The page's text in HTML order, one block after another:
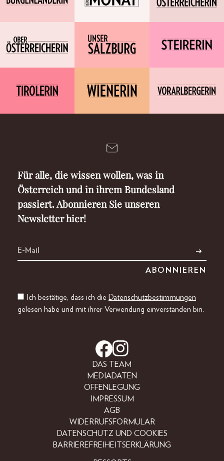
Für alle, die wissen wollen, was in
Österreich und in ihrem Bundesland
passiert. Abonnieren Sie unseren
Newsletter hier!
Ich bestätige, dass ich die Datenschutzbestimmungen
gelesen habe und mit ihrer Verwendung einverstanden bin.
DAS TEAM
MEDIADATEN
OFFENLEGUNG
IMPRESSUM
AGB
WIDERRUFSFORMULAR
DATENSCHUTZ UND COOKIES
BARRIEREFREIHEITSERKLÄRUNG